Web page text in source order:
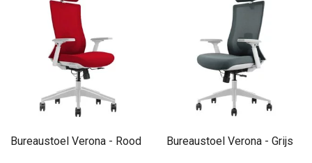
Bureaustoel Verona - Rood Bureaustoel Verona - Grijs